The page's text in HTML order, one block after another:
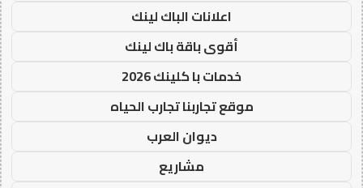
اعلانات الباك لينك
أقوى باقة باك لينك
خدمات با كلينك 2026
موقع تجاربنا تجارب الحياه
ديوان العرب
مشاريع